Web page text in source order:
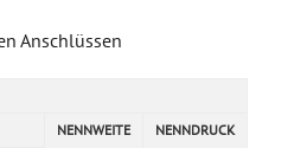
Anschlüssen
NENNWEITE
NENNDRUCK